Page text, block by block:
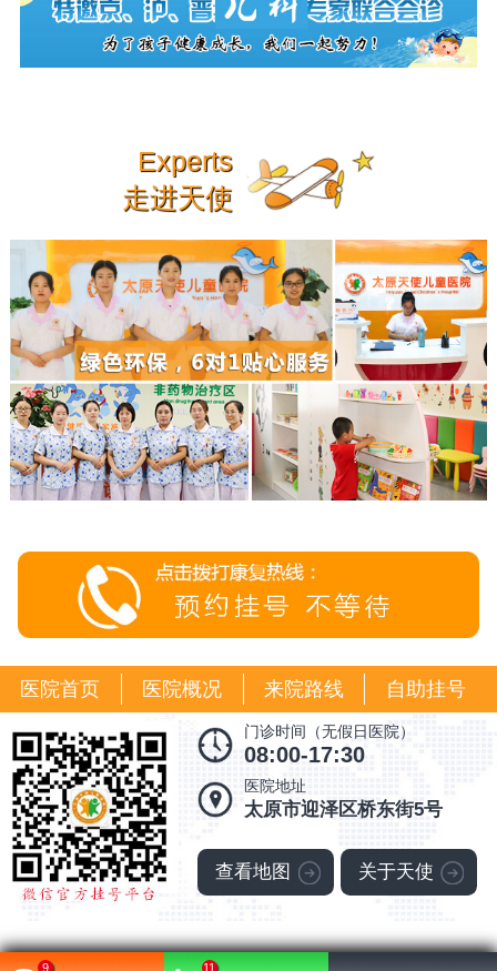
Experts
走进天使
医院首页 医院概况 来院路线 自助挂号
门诊时间（无假日医院）
08:00-17:30
医院地址
太原市迎泽区桥东街5号
查看地图 关于天使
9 11